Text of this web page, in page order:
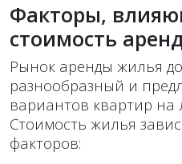
Факторы,
стоимость
Рынок аренды жилья
разнообразный и
вариантов квартир на
Стоимость жилья
факторов: